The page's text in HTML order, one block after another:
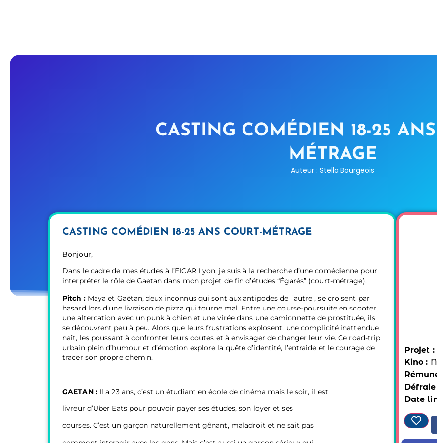
CASTING COMÉDIEN 18-25
MÉTRAGE
Auteur : Stella Bourgeois
CASTING COMÉDIEN 18-25 ANS COURT-MÉTRAGE
Bonjour,
Dans le cadre de mes études à l’EICAR Lyon, je suis à la recherche d’une comédienne pour
interpréter le rôle de Gaetan dans mon projet de fin d’études “Égarés” (court-métrage).
Pitch :Maya et Gaëtan, deux inconnus qui sont aux antipodes de l’autre , se croisent par
hasard lors d’une livraison de pizza qui tourne mal. Entre une course-poursuite en scooter,
une altercation avec un punk à chien et une virée dans une camionnette de prostituée, ils
se découvrent peu à peu. Alors que leurs frustrations explosent, une complicité inattendue
naît, les poussant à confronter leurs doutes et à envisager de changer leur vie. Ce road-trip
urbain plein d’humour et d’émotion explore la quête d’identité, l’entraide et le courage de
tracer son propre chemin.
GAETAN :Il a 23 ans, c’est un étudiant en école de cinéma mais le soir, il est
livreur d’Uber Eats pour pouvoir payer ses études, son loyer et ses
courses. C’est un garçon naturellement gênant, maladroit et ne sait pas
Projet :
Kino :
Date